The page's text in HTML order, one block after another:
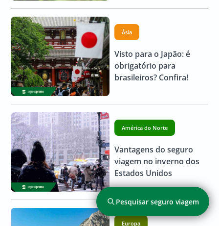
Ásia
Visto para o Japão: é
obrigatório para
brasileiros? Confira!
América do Norte
Vantagens do seguro
viagem no inverno dos
Estados Unidos
Europa
Pesquisar seguro viagem